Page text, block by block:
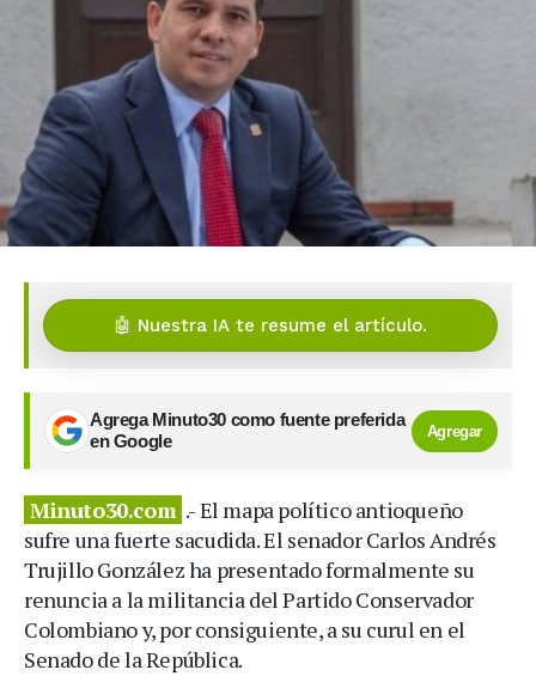
🤖 Nuestra IA te resume el artículo.
Agrega Minuto30 como fuente preferida
en Google
Agregar
Minuto30.com .- El mapa político antioqueño
sufre una fuerte sacudida. El senador Carlos Andrés
Trujillo González ha presentado formalmente su
renuncia a la militancia del Partido Conservador
Colombiano y, por consiguiente, a su curul en el
Senado de la República.